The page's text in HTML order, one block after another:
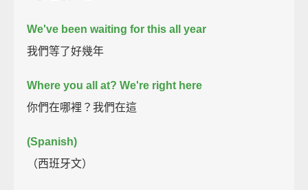
We've been waiting for this all year
我們等了好幾年
Where you all at? We're right here
你們在哪裡？我們在這
(Spanish)
（西班牙文）